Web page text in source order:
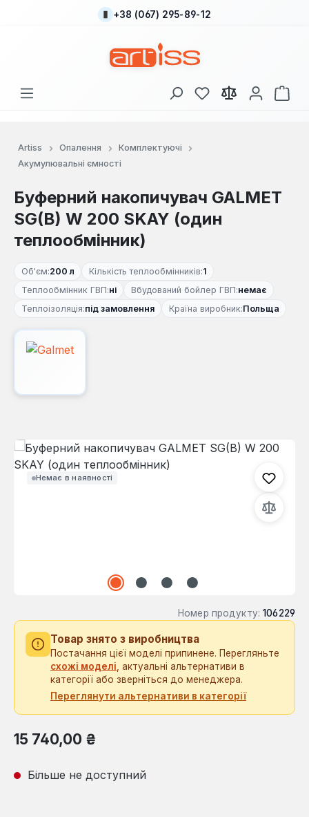
Перейти до основного вмісту
+38 (067) 295-89-12
У вас є 0 у списку
Artiss Опалення
Комплектуючі
Акумулювальні ємності
Буферний накопичувач GALMET
SG(B) W 200 SKAY (один
теплообмінник)
Об'єм:200 л Кількість теплообмінників:1
Теплообмінник ГВП:ні Вбудований бойлер ГВП:немає
Теплоізоляція:під замовлення Країна виробник:Польща
Немає в наявності
Пропустити галерею зображень
Номер продукту: 106229
Товар знято з виробництва
Постачання цієї моделі припинене. Перегляньте
схожі моделі, актуальні альтернативи в
категорії або зверніться до менеджера.
Переглянути альтернативи в категорії
Звичайна ціна:
15 740,00 ₴
Більше не доступний